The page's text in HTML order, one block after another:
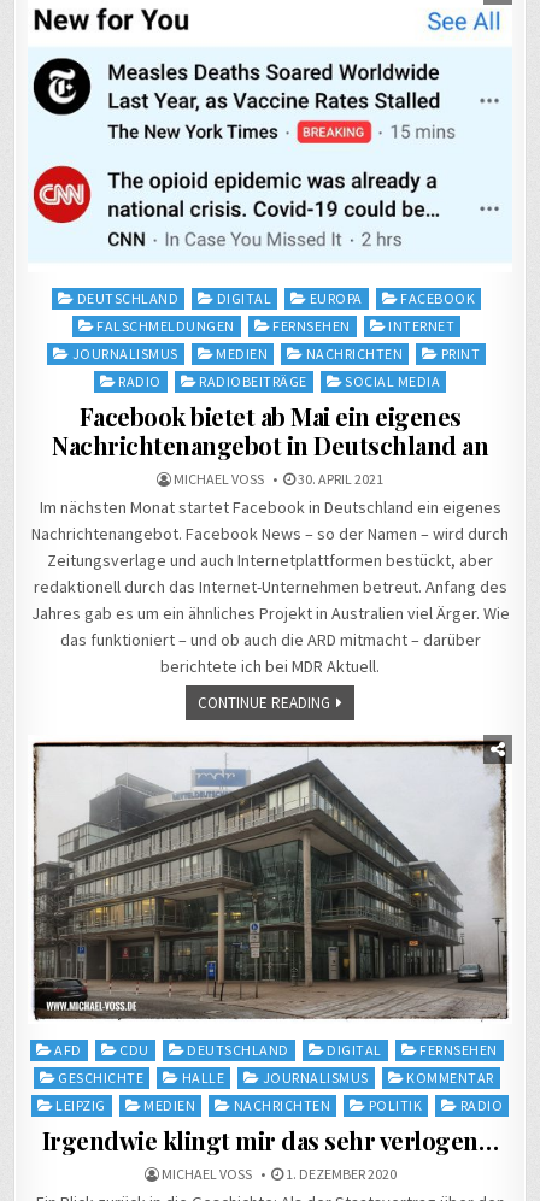
PostedDEUTSCHLAND DIGITAL EUROPA
FACEBOOK
FALSCHMELDUNGEN
FERNSEHEN
INTERNET
JOURNALISMUS
MEDIEN NACHRICHTEN
PRINT
RADIO
RADIOBEITRÄGE SOCIAL MEDIA
Facebook bietet ab Mai ein eigenes
Nachrichtenangebot in Deutschland an
MICHAEL VOSS 30. APRIL 2021
Im nächsten Monat startet Facebook in Deutschland ein eigenes
Nachrichtenangebot. Facebook News – so der Namen – wird durch
Zeitungsverlage und auch Internetplattformen bestückt, aber
redaktionell durch das Internet-Unternehmen betreut. Anfang des
Jahres gab es um ein ähnliches Projekt in Australien viel Ärger. Wie
das funktioniert – und ob auch die ARD mitmacht – darüber
berichtete ich bei MDR Aktuell.
CONTINUE READING
Posted
in
AFD CDU DEUTSCHLAND DIGITAL
FERNSEHEN
GESCHICHTE
HALLE JOURNALISMUS
KOMMENTAR
LEIPZIG
MEDIEN NACHRICHTEN POLITIK RADIO
Irgendwie klingt mir das sehr verlogen…
MICHAEL VOSS 1. DEZEMBER 2020